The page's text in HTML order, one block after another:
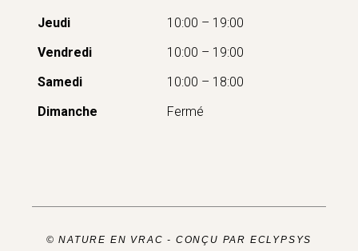
Jeudi
10:00 – 19:00
Vendredi
10:00 – 19:00
Samedi
10:00 – 18:00
Dimanche
Fermé
© NATURE EN VRAC - CONÇU PAR ECLYPSYS